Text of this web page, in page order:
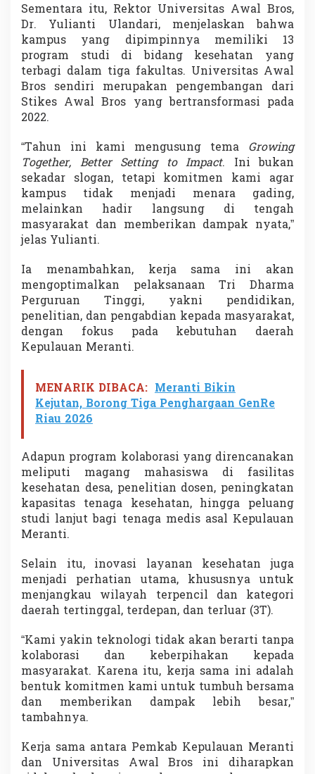
Sementara itu, Rektor Universitas Awal Bros,
Dr. Yulianti Ulandari, menjelaskan bahwa
kampus yang dipimpinnya memiliki 13
program studi di bidang kesehatan yang
terbagi dalam tiga fakultas. Universitas Awal
Bros sendiri merupakan pengembangan dari
Stikes Awal Bros yang bertransformasi pada
2022.
“Tahun ini kami mengusung tema Growing
Together, Better Setting to Impact. Ini bukan
sekadar slogan, tetapi komitmen kami agar
kampus tidak menjadi menara gading,
melainkan hadir langsung di tengah
masyarakat dan memberikan dampak nyata,”
jelas Yulianti.
Ia menambahkan, kerja sama ini akan
mengoptimalkan pelaksanaan Tri Dharma
Perguruan Tinggi, yakni pendidikan,
penelitian, dan pengabdian kepada masyarakat,
dengan fokus pada kebutuhan daerah
Kepulauan Meranti.
MENARIK DIBACA: Meranti Bikin
Kejutan, Borong Tiga Penghargaan GenRe
Riau 2026
Adapun program kolaborasi yang direncanakan
meliputi magang mahasiswa di fasilitas
kesehatan desa, penelitian dosen, peningkatan
kapasitas tenaga kesehatan, hingga peluang
studi lanjut bagi tenaga medis asal Kepulauan
Meranti.
Selain itu, inovasi layanan kesehatan juga
menjadi perhatian utama, khususnya untuk
menjangkau wilayah terpencil dan kategori
daerah tertinggal, terdepan, dan terluar (3T).
“Kami yakin teknologi tidak akan berarti tanpa
kolaborasi dan keberpihakan kepada
masyarakat. Karena itu, kerja sama ini adalah
bentuk komitmen kami untuk tumbuh bersama
dan memberikan dampak lebih besar,”
tambahnya.
Kerja sama antara Pemkab Kepulauan Meranti
dan Universitas Awal Bros ini diharapkan